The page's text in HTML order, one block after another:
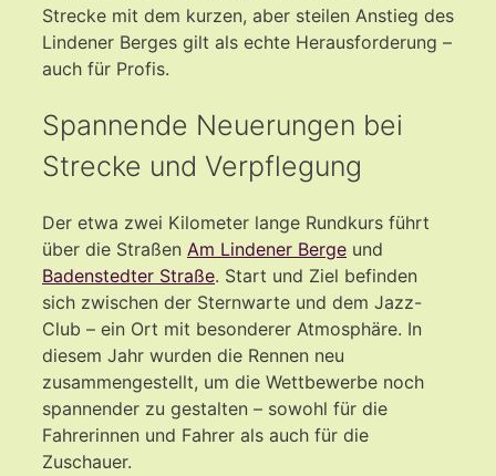
Strecke mit dem kurzen, aber steilen Anstieg des
Lindener Berges gilt als echte Herausforderung –
auch für Profis.
Spannende Neuerungen bei
Strecke und Verpflegung
Der etwa zwei Kilometer lange Rundkurs führt
über die Straßen Am Lindener Berge und
Badenstedter Straße. Start und Ziel befinden
sich zwischen der Sternwarte und dem Jazz-
Club – ein Ort mit besonderer Atmosphäre. In
diesem Jahr wurden die Rennen neu
zusammengestellt, um die Wettbewerbe noch
spannender zu gestalten – sowohl für die
Fahrerinnen und Fahrer als auch für die
Zuschauer.